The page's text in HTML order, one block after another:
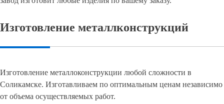
Изготовление металлконструкций
Изготовление металлоконструкции любой сложности в
Соликамске. Изготавливаем по оптимальным ценам независимо
от объема осуществляемых работ.